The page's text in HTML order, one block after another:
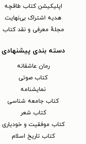
اپلیکیشن کتاب طاقچه
هدیه اشتراک بی‌نهایت
مجلهٔ معرفی و نقد کتاب
دسته بندی پیشنهادی
رمان عاشقانه
کتاب‌ صوتی
نمایشنامه
کتاب جامعه شناسی
کتاب شعر
کتاب موفقیت و خودیاری
کتاب تاریخ اسلام